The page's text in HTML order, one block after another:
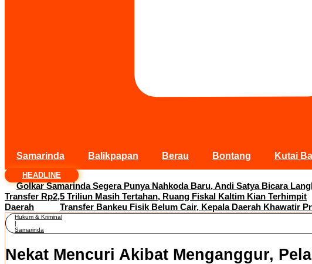
Samarinda Balikpapan Berau Bontang Kutai
HEADLINE
Golkar Samarinda Segera Punya Nahkoda Baru, Andi Satya Bicara
Transfer Rp2,5 Triliun Masih Tertahan, Ruang Fiskal Kaltim Kian Terhimpit
Daerah
Transfer Bankeu Fisik Belum Cair, Kepala Daerah Khawatir
Hukum & Kriminal
|
Samarinda
Nekat Mencuri Akibat Menganggur,